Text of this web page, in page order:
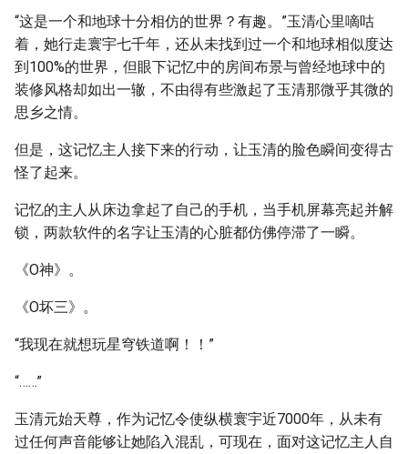
“这是一个和地球十分相仿的世界？有趣。”玉清心里嘀咕
着，她行走寰宇七千年，还从未找到过一个和地球相似度达
到100%的世界，但眼下记忆中的房间布景与曾经地球中的
装修风格却如出一辙，不由得有些激起了玉清那微乎其微的
思乡之情。
但是，这记忆主人接下来的行动，让玉清的脸色瞬间变得古
怪了起来。
记忆的主人从床边拿起了自己的手机，当手机屏幕亮起并解
锁，两款软件的名字让玉清的心脏都仿佛停滞了一瞬。
《O神》。
《O坏三》。
“我现在就想玩星穹铁道啊！！”
“……”
玉清元始天尊，作为记忆令使纵横寰宇近7000年，从未有
过任何声音能够让她陷入混乱，可现在，面对这记忆主人自